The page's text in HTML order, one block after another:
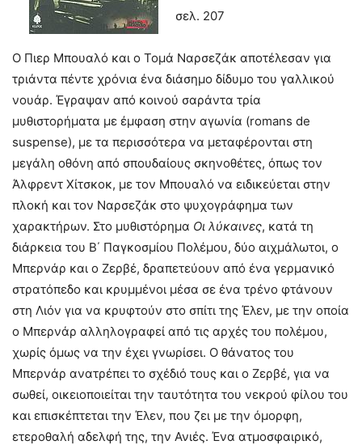
σελ. 207
O Πιερ Μπουαλό και ο Τομά Ναρσεζάκ αποτέλεσαν για
τριάντα πέντε χρόνια ένα διάσημο δίδυμο του γαλλικού
νουάρ. Έγραψαν από κοινού σαράντα τρία
μυθιστορήματα με έμφαση στην αγωνία (romans de
suspense), με τα περισσότερα να μεταφέρονται στη
μεγάλη οθόνη από σπουδαίους σκηνοθέτες, όπως τον
Άλφρεντ Χίτσκοκ, με τον Μπουαλό να ειδικεύεται στην
πλοκή και τον Ναρσεζάκ στο ψυχογράφημα των
χαρακτήρων. Στο μυθιστόρημα Οι λύκαινες, κατά τη
διάρκεια του Β΄ Παγκοσμίου Πολέμου, δύο αιχμάλωτοι, ο
Μπερνάρ και ο Ζερβέ, δραπετεύουν από ένα γερμανικό
στρατόπεδο και κρυμμένοι μέσα σε ένα τρένο φτάνουν
στη Λιόν για να κρυφτούν στο σπίτι της Έλεν, με την οποία
ο Μπερνάρ αλληλογραφεί από τις αρχές του πολέμου,
χωρίς όμως να την έχει γνωρίσει. Ο θάνατος του
Μπερνάρ ανατρέπει το σχέδιό τους και ο Ζερβέ, για να
σωθεί, οικειοποιείται την ταυτότητα του νεκρού φίλου του
και επισκέπτεται την Έλεν, που ζει με την όμορφη,
ετεροθαλή αδελφή της, την Ανιές. Ένα ατμοσφαιρικό,